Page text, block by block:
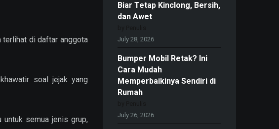
terlihat di daftar anggota
soal jejak yang
untuk semua jenis grup,
Biar Tetap Kinclong, Bersih,
dan Awet
July 28, 2026
Bumper Mobil Retak? Ini
Cara Mudah
Memperbaikinya Sendiri di
Rumah
July 26, 2026